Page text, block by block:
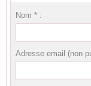
Nom * :
Adresse email (non